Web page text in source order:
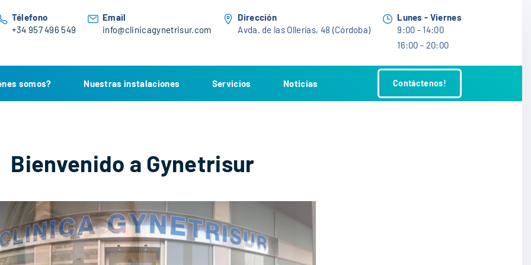
Télefono
+34 957 496 549
Email
info@clinicagynetrisur.com
Dirección
Avda. de las Ollerías, 48 (Córdoba)
Lunes - Viernes
9:00 - 14:00
16:00 - 20:00
somos? Nuestras instalaciones Servicios Noticias Contáctenos!
Bienvenido a Gynetrisur